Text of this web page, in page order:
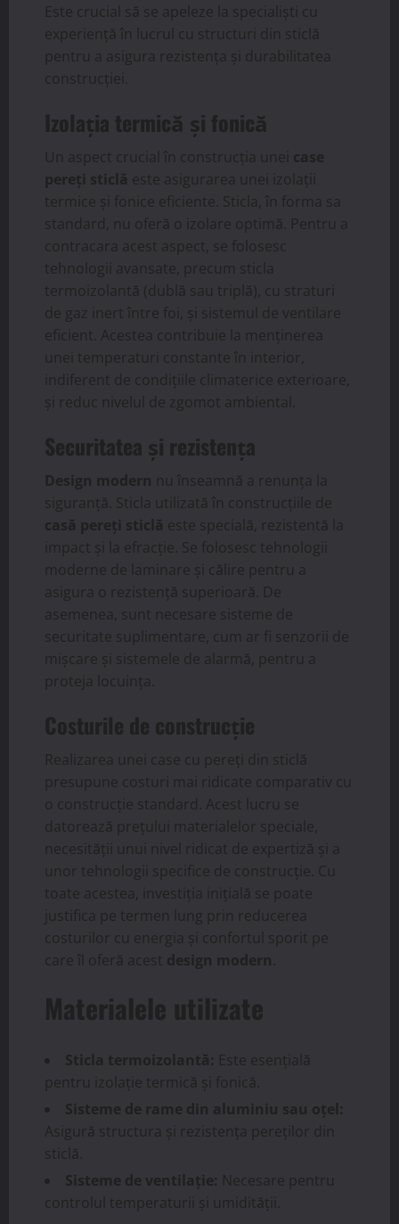
Este crucial să se apeleze la specialiști cu
experiență în lucrul cu structuri din sticlă
pentru a asigura rezistența și durabilitatea
construcției.
Izolația termică și fonică
Un aspect crucial în construcția unei case
pereți sticlă este asigurarea unei izolații
termice și fonice eficiente. Sticla, în forma sa
standard, nu oferă o izolare optimă. Pentru a
contracara acest aspect, se folosesc
tehnologii avansate, precum sticla
termoizolantă (dublă sau triplă), cu straturi
de gaz inert între foi, și sistemul de ventilare
eficient. Acestea contribuie la menținerea
unei temperaturi constante în interior,
indiferent de condițiile climaterice exterioare,
și reduc nivelul de zgomot ambiental.
Securitatea și rezistența
Design modern nu înseamnă a renunța la
siguranță. Sticla utilizată în construcțiile de
casă pereți sticlă este specială, rezistentă la
impact și la efracție. Se folosesc tehnologii
moderne de laminare și călire pentru a
asigura o rezistență superioară. De
asemenea, sunt necesare sisteme de
securitate suplimentare, cum ar fi senzorii de
mișcare și sistemele de alarmă, pentru a
proteja locuința.
Costurile de construcție
Realizarea unei case cu pereți din sticlă
presupune costuri mai ridicate comparativ cu
o construcție standard. Acest lucru se
datorează prețului materialelor speciale,
necesității unui nivel ridicat de expertiză și a
unor tehnologii specifice de construcție. Cu
toate acestea, investiția inițială se poate
justifica pe termen lung prin reducerea
costurilor cu energia și confortul sporit pe
care îl oferă acest design modern
Materialele utilizate
Sticla termoizolantă: Este esențială
pentru izolație termică și fonică.
Sisteme de rame din aluminiu sau oțel:
Asigură structura și rezistența pereților din
sticlă.
Sisteme de ventilație: Necesare pentru
controlul temperaturii și umidității.